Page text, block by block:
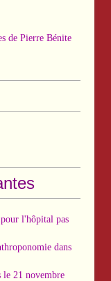
de Pierre Bénite
l'hôpital pas
dans
le 21 novembre